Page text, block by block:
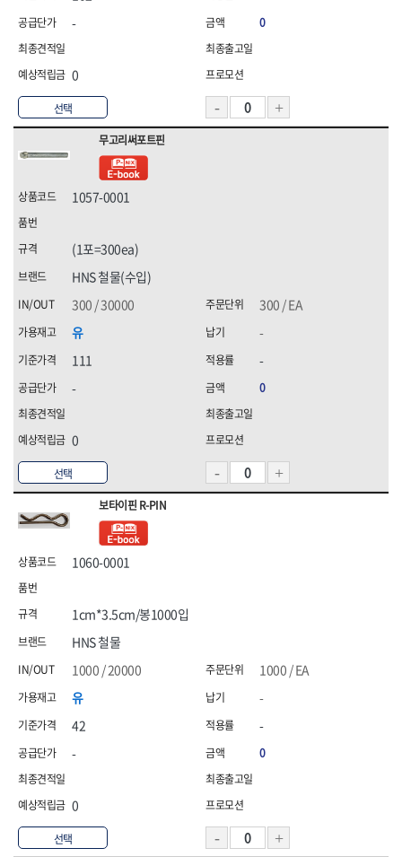
선택
-
0
0
선택
무고리써포트핀
1057-0001
HNS 철물(수입)
300 / EA
유
111
-
0
(1포=300ea)
300 / 30000
-
-
0
선택
보타이핀 R-PIN
1060-0001
HNS 철물
1000 / EA
유
42
-
0
1cm*3.5cm/봉1000입
1000 / 20000
-
-
0